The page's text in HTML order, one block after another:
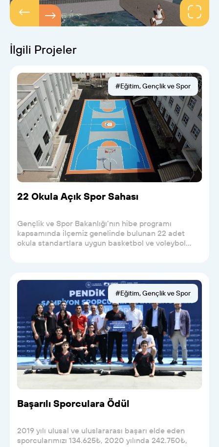
İlgili Projeler
#Eğitim, Gençlik ve Spor
22 Okula Açık Spor Sahası
Gençlik ve Spor Bakanlığı’nın hibe programı
kapsamında ilçemiz genelinde bulunan 22 adet
okula standartlara uygun basketbol ve voleybol
#Eğitim, Gençlik ve Spor
Başarılı Sporculara Ödül
2019 yılı ulusal ve uluslararası başarı elde eden
sporcularımızı 134.625₺, 2020 yılında 242.750₺,